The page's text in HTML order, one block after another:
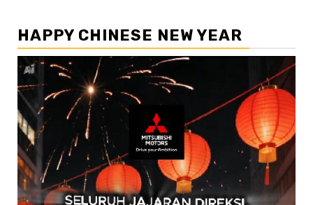
HAPPY CHINESE NEW YEAR
Pemutar